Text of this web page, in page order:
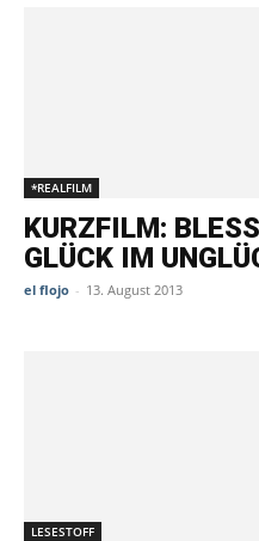
*REALFILM
KURZFILM:
GLÜCK IM
el flojo - 13. August 2013
LESESTOFF